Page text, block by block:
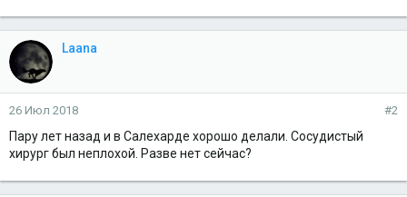
Laana
26 Июл 2018 #2
Пару лет назад и в Салехарде хорошо делали. Сосудистый
хирург был неплохой. Разве нет сейчас?